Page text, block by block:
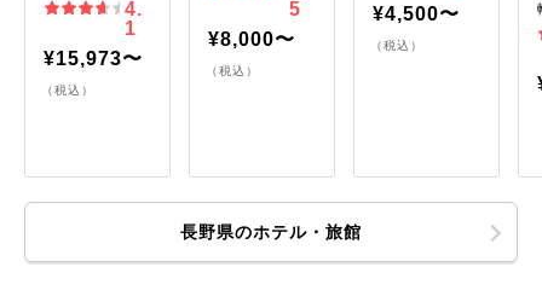
4.
1
¥15,973〜
（税込）
5
¥8,000〜
（税込）
¥4,500〜
（税込）
長野県のホテル・旅館